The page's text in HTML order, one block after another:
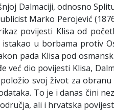
Dalmaciji, odnosno
Marko Perojević
povijesti Klisa od
u borbama protiv
pada Klisa pod
dio povijesti Klisa,
svoj život za
To je i danas čini
ali i hrvatska